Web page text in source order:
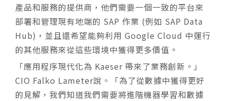
產品和服務的提供商，他們需要一個一致的平台來
部署和管理現有地端的 SAP 作業 (例如 SAP Data
Hub)，並且還希望能夠利用 Google Cloud 中運行
的其他服務來從這些環境中獲得更多價值。
「應用程序現代化為 Kaeser 帶來了業務創新。」
CIO Falko Lameter說。「為了從數據中獲得更好
的見解，我們知道我們需要將進階機器學習和數據